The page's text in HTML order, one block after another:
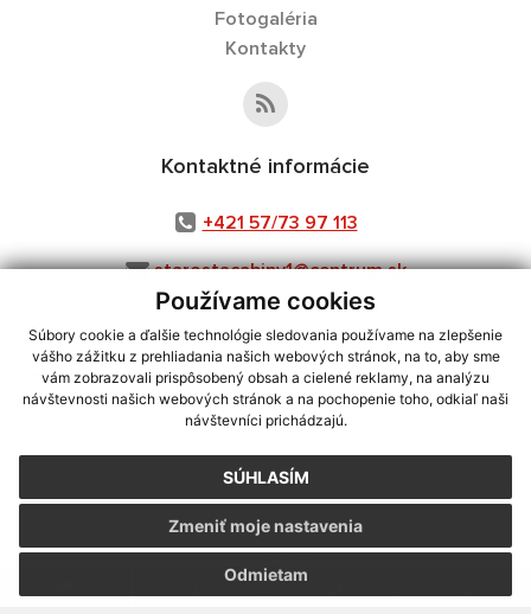
Používame cookies
Súbory cookie a ďalšie technológie sledovania používame na zlepšenie
vášho zážitku z prehliadania našich webových stránok, na to, aby sme
vám zobrazovali prispôsobený obsah a cielené reklamy, na analýzu
návštevnosti našich webových stránok a na pochopenie toho, odkiaľ naši
návštevníci prichádzajú.
SÚHLASÍM
Odmietam
Zmeniť moje nastavenia
Fotogaléria
Kontakty
Kontaktné informácie
+421 57/73 97 113
starostacabiny1@centrum.sk
využite možnosť získavania aktuálnych informácií s využitím RSS
CMS systém (redakčný) systém ECHELON 2,Mapa stránok,web portál
webex.digital, s.r.o.,domény,registrácia domény
Posledná aktualizácia:06.08.2026
Vytlačiť stránku|Vyhlásenie o prístupnosti